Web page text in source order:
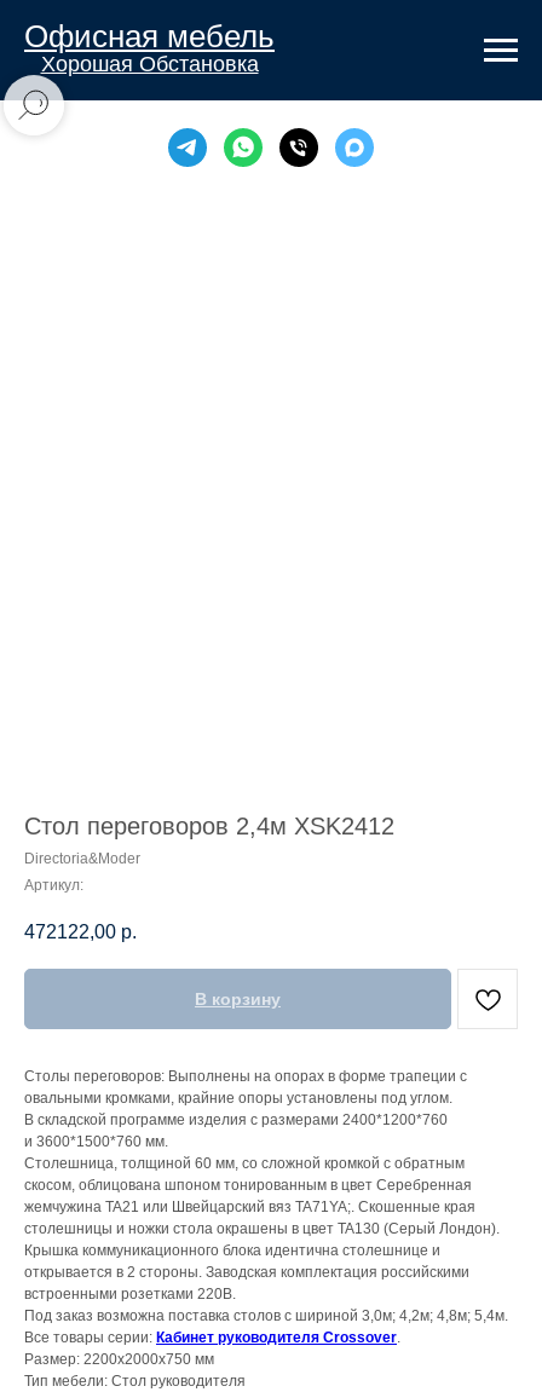
Офисная мебель
Хорошая Обстановка
Стол переговоров 2,4м XSK2412
Directoria&Moder
Артикул:
472122,00 р.
В корзину
Столы переговоров: Выполнены на опорах в форме трапеции с
овальными кромками, крайние опоры установлены под углом.
В складской программе изделия с размерами 2400*1200*760
и 3600*1500*760 мм.
Столешница, толщиной 60 мм, со сложной кромкой с обратным
скосом, облицована шпоном тонированным в цвет Серебренная
жемчужина TA21 или Швейцарский вяз TA71YA;. Скошенные края
столешницы и ножки стола окрашены в цвет TA130 (Серый Лондон).
Крышка коммуникационного блока идентична столешнице и
открывается в 2 стороны. Заводская комплектация российскими
встроенными розетками 220В.
Под заказ возможна поставка столов с шириной 3,0м; 4,2м; 4,8м; 5,4м.
Все товары серии: Кабинет руководителя Crossover.
Размер: 2200х2000х750 мм
Тип мебели: Стол руководителя